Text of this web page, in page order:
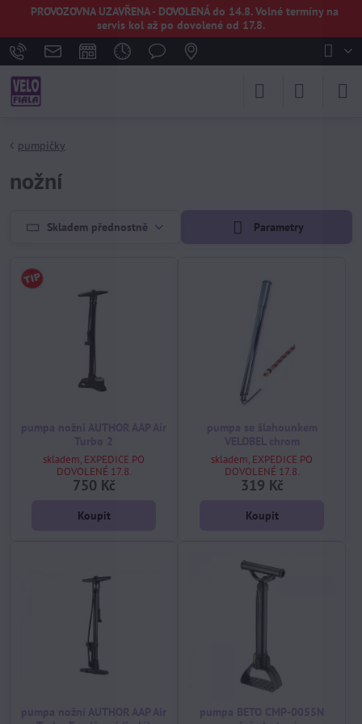
PROVOZOVNA UZAVŘENA - DOVOLENÁ do 14.8. Volné termíny na
servis kol až po dovolené od 17.8.
pumpičky
nožní
Skladem přednostně Parametry
skladem, EXPEDICE PO
DOVOLENÉ 17.8.
750 Kč
Koupit
skladem, EXPEDICE PO
DOVOLENÉ 17.8.
319 Kč
Koupit